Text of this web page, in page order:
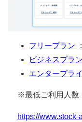
フリープラン ：
ビジネスプラン
エンタープラ
※最低ご利用人数
https://www.stock-